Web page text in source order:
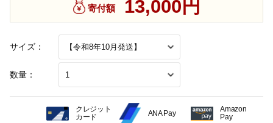
サイズ：
数量：
寄付額 13,000円
クレジット
カード
ANA Pay
Amazon
Pay